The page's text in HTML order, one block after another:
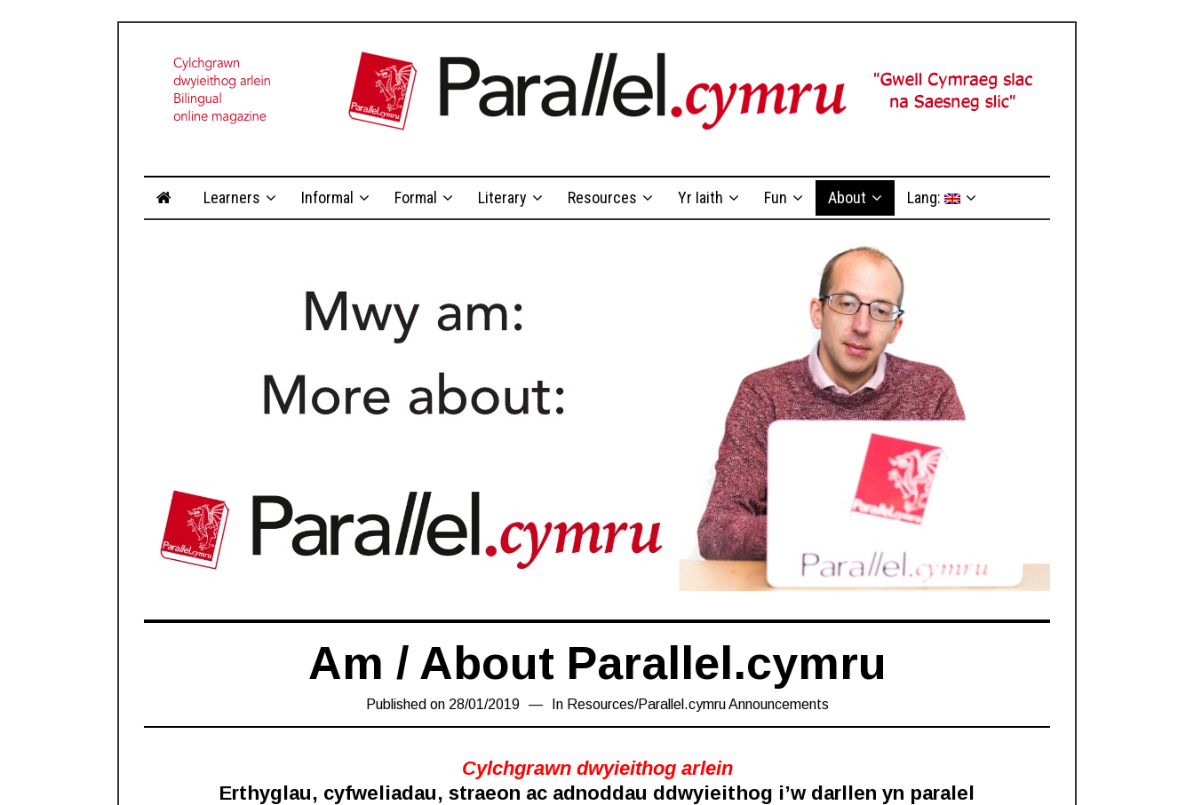
Learners Informal Formal Literary Resources Yr Iaith Fun About Lang:
Am / About Parallel.cymru
Published on 28/01/201906/12/2019
In Resources/Parallel.cymru Announcements
Cylchgrawn dwyieithog arlein
Erthyglau, cyfweliadau, straeon ac adnoddau ddwyieithog i’w darllen yn paralel